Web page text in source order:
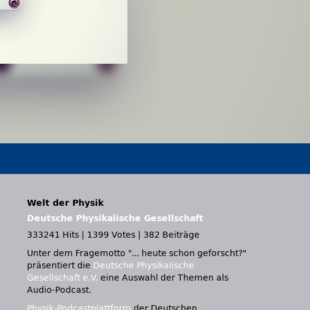
Welt der Physik
Deutsche Physikalische Gesellschaft
333241 Hits
1399 Votes
382 Beiträge
Unter dem Fragemotto
... heute schon geforscht?
präsentiert die Deutsche Physikalische
Gesellschaft e.V. eine Auswahl der Themen als
Audio-Podcast.